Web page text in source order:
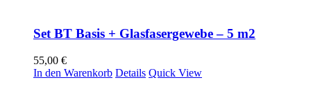
Set BT Basis + Glasfasergewebe – 5 m2
55,00 €
In den Warenkorb Details Quick View